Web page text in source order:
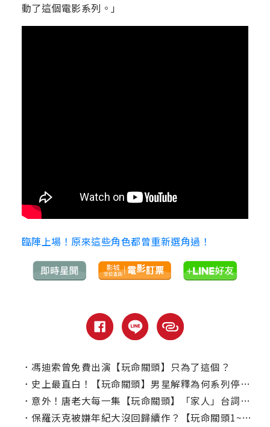
動了這個電影系列。」
臨陣上場！原來這些角色都曾重新選角過！
． 馮迪索曾免費出演【玩命關頭】只為了這個？
． 史上最直白！【玩命關頭】男星解釋為何系列停不下來
． 意外！唐老大每一集【玩命關頭】「家人」台詞次數
． 保羅沃克被嫌年紀大沒回歸續作？【玩命關頭1~10】電影系列冷知識